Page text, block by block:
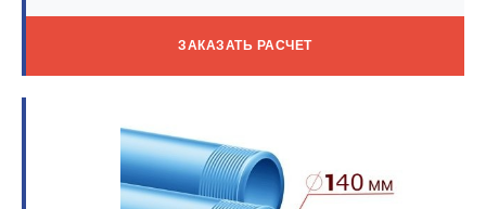
ЗАКАЗАТЬ РАСЧЕТ